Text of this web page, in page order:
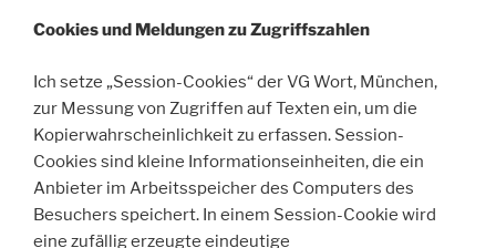
Cookies und Meldungen zu Zugriffszahlen
Ich setze „Session-Cookies“ der VG Wort, München,
zur Messung von Zugriffen auf Texten ein, um die
Kopierwahrscheinlichkeit zu erfassen. Session-
Cookies sind kleine Informationseinheiten, die ein
Anbieter im Arbeitsspeicher des Computers des
Besuchers speichert. In einem Session-Cookie wird
eine zufällig erzeugte eindeutige